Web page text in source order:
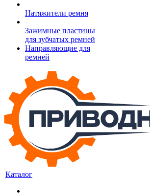
Натяжители ремня
Зажимные пластины
для зубчатых ремней
Направляющие для
ремней
Каталог